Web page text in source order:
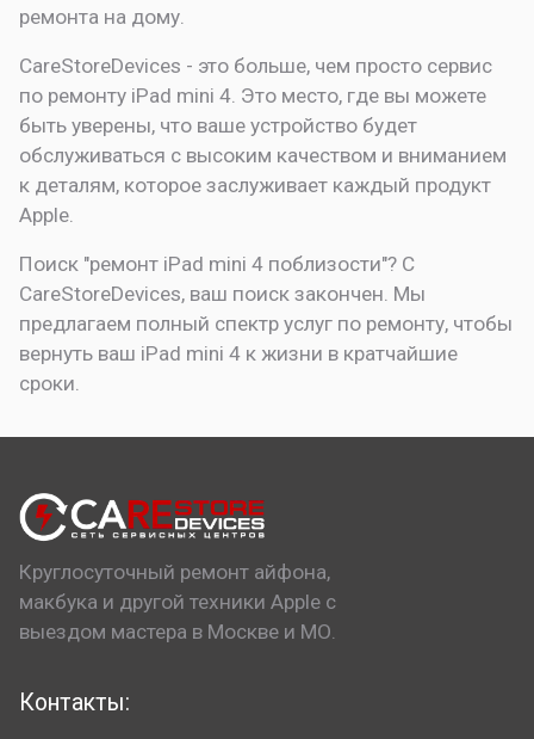
ремонта на дому.
CareStoreDevices - это больше, чем просто сервис
по ремонту iPad mini 4. Это место, где вы можете
быть уверены, что ваше устройство будет
обслуживаться с высоким качеством и вниманием
к деталям, которое заслуживает каждый продукт
Apple.
Поиск "ремонт iPad mini 4 поблизости"? С
CareStoreDevices, ваш поиск закончен. Мы
предлагаем полный спектр услуг по ремонту, чтобы
вернуть ваш iPad mini 4 к жизни в кратчайшие
сроки.
Круглосуточный ремонт айфона,
макбука и другой техники Apple с
выездом мастера в Москве и МО.
Контакты: